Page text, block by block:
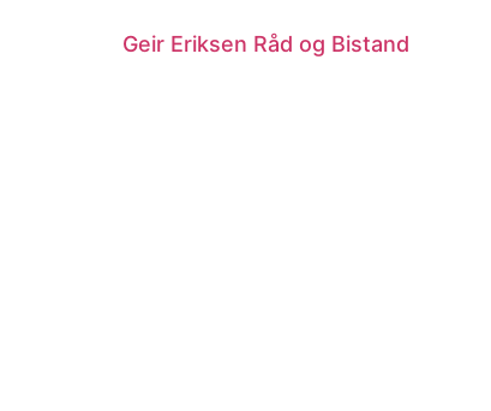
Geir Eriksen Råd og Bistand